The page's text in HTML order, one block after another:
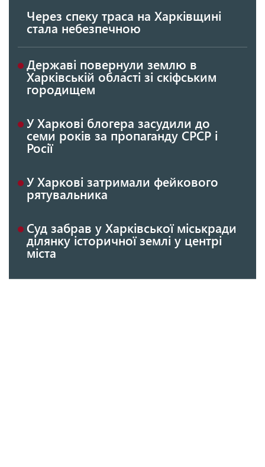
Через спеку траса на Харківщині
стала небезпечною
Державі повернули землю в
Харківській області зі скіфським
городищем
У Харкові блогера засудили до
семи років за пропаганду СРСР і
Росії
У Харкові затримали фейкового
рятувальника
Суд забрав у Харківської міськради
ділянку історичної землі у центрі
міста